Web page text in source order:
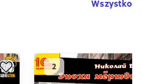
Wszystko